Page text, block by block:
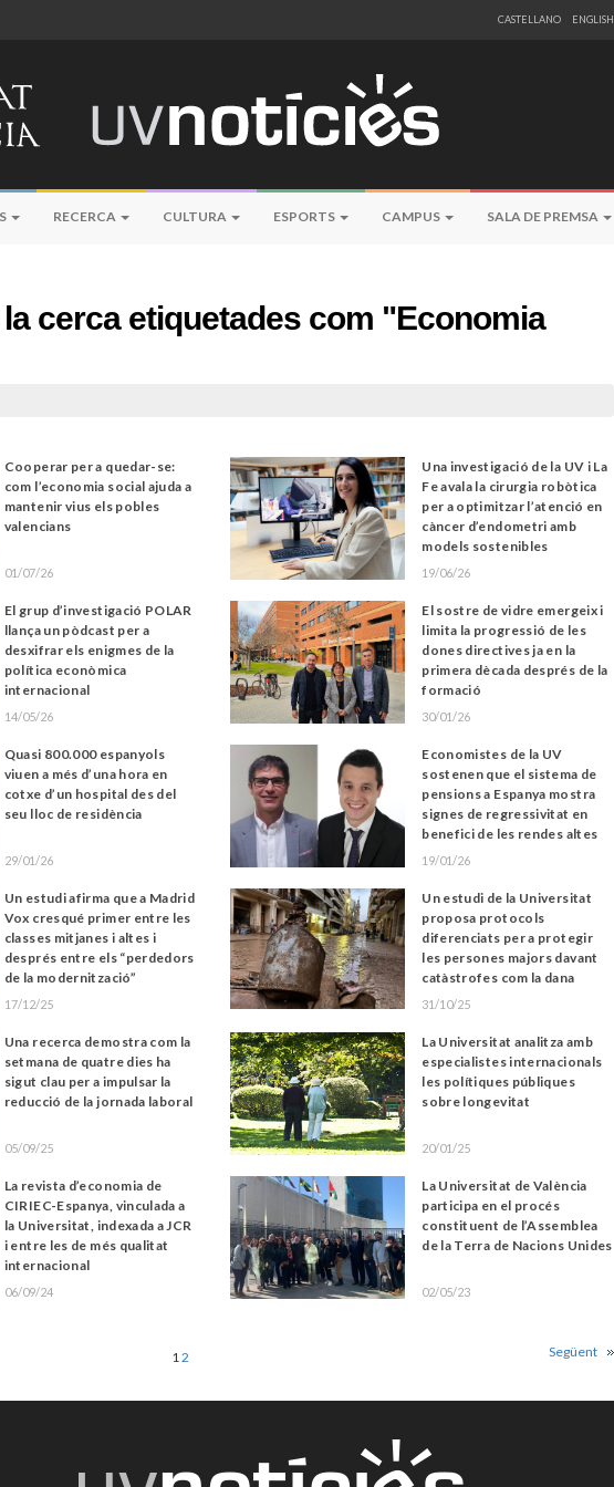
CASTELLANO ENGLISH
RECERCA CULTURA ESPORTS CAMPUS SALA DE PREMSA
cerca etiquetades com "Economia
Cooperar per a quedar-se:
com l’economia social ajuda a
mantenir vius els pobles
valencians
01/07/26
Una investigació de la UV i La
Fe avala la cirurgia robòtica
per a optimitzar l’atenció en
càncer d’endometri amb
models sostenibles
19/06/26
El grup d’investigació POLAR
llança un pòdcast per a
desxifrar els enigmes de la
política econòmica
internacional
14/05/26
El sostre de vidre emergeix i
limita la progressió de les
dones directives ja en la
primera dècada després de la
formació
30/01/26
Quasi 800.000 espanyols
viuen a més d’una hora en
cotxe d’un hospital des del
seu lloc de residència
29/01/26
Economistes de la UV
sostenen que el sistema de
pensions a Espanya mostra
signes de regressivitat en
benefici de les rendes altes
19/01/26
Un estudi afirma que a Madrid
Vox cresqué primer entre les
classes mitjanes i altes i
després entre els “perdedors
de la modernització”
17/12/25
Un estudi de la Universitat
proposa protocols
diferenciats per a protegir
les persones majors davant
catàstrofes com la dana
31/10/25
Una recerca demostra com la
setmana de quatre dies ha
sigut clau per a impulsar la
reducció de la jornada laboral
05/09/25
La Universitat analitza amb
especialistes internacionals
les polítiques públiques
sobre longevitat
20/01/25
La revista d’economia de
CIRIEC-Espanya, vinculada a
la Universitat, indexada a JCR
i entre les de més qualitat
internacional
06/09/24
La Universitat de València
participa en el procés
constituent de l’Assemblea
de la Terra de Nacions Unides
02/05/23
12 Següent